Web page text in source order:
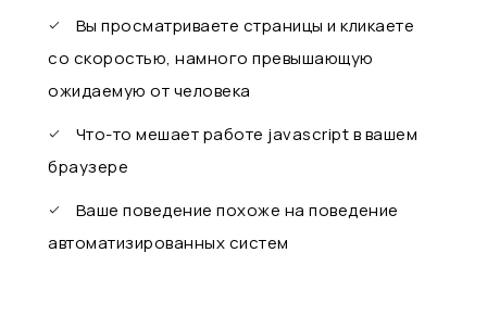
Вы просматриваете страницы и кликаете
со скоростью, намного превышающую
ожидаемую от человека
Что-то мешает работе javascript в вашем
браузере
Ваше поведение похоже на поведение
автоматизированных систем